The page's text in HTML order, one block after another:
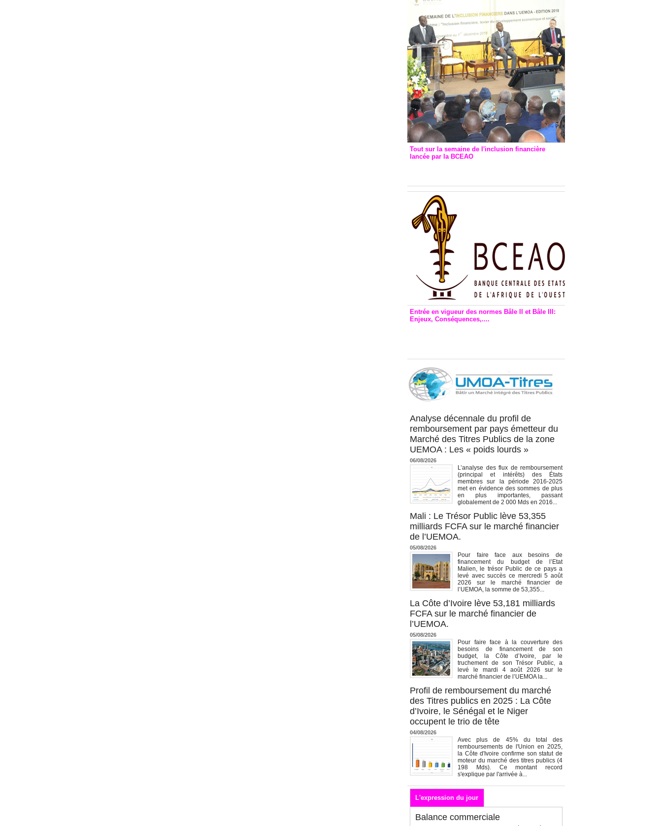
Tout sur la semaine de l'inclusion financière
lancée par la BCEAO
Entrée en vigueur des normes Bâle II et Bâle III:
Enjeux, Conséquences,....
Analyse décennale du profil de
remboursement par pays émetteur du
Marché des Titres Publics de la zone
UEMOA : Les « poids lourds »
06/08/2026
L’analyse des flux de remboursement
(principal et intérêts) des États
membres sur la période 2016-2025
met en évidence des sommes de plus
en plus importantes, passant
globalement de 2 000 Mds en 2016...
Mali : Le Trésor Public lève 53,355
milliards FCFA sur le marché financier
de l’UEMOA.
05/08/2026
Pour faire face aux besoins de
financement du budget de l’Etat
Malien, le trésor Public de ce pays a
levé avec succès ce mercredi 5 août
2026 sur le marché financier de
l’UEMOA, la somme de 53,355...
La Côte d’Ivoire lève 53,181 milliards
FCFA sur le marché financier de
l’UEMOA.
05/08/2026
Pour faire face à la couverture des
besoins de financement de son
budget, la Côte d’Ivoire, par le
truchement de son Trésor Public, a
levé le mardi 4 août 2026 sur le
marché financier de l’UEMOA la...
Profil de remboursement du marché
des Titres publics en 2025 : La Côte
d’Ivoire, le Sénégal et le Niger
occupent le trio de tête
04/08/2026
Avec plus de 45% du total des
remboursements de l'Union en 2025,
la Côte d'Ivoire confirme son statut de
moteur du marché des titres publics (4
198 Mds). Ce montant record
s'explique par l'arrivée à...
L'expression du jour
Balance commerciale